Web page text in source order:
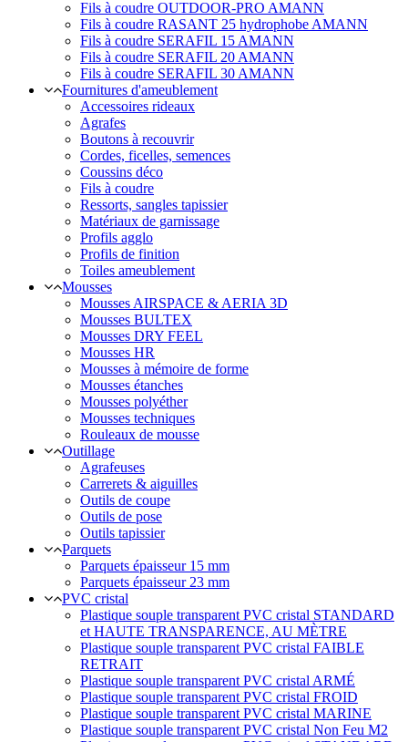
Fils à coudre OUTDOOR-PRO AMANN
Fils à coudre RASANT 25 hydrophobe AMANN
Fils à coudre SERAFIL 15 AMANN
Fils à coudre SERAFIL 20 AMANN
Fils à coudre SERAFIL 30 AMANN
Fournitures d'ameublement
Accessoires rideaux
Agrafes
Boutons à recouvrir
Cordes, ficelles, semences
Coussins déco
Fils à coudre
Ressorts, sangles tapissier
Matériaux de garnissage
Profils agglo
Profils de finition
Toiles ameublement
Mousses
Mousses AIRSPACE & AERIA 3D
Mousses BULTEX
Mousses DRY FEEL
Mousses HR
Mousses à mémoire de forme
Mousses étanches
Mousses polyéther
Mousses techniques
Rouleaux de mousse
Outillage
Agrafeuses
Carrerets & aiguilles
Outils de coupe
Outils de pose
Outils tapissier
Parquets
Parquets épaisseur 15 mm
Parquets épaisseur 23 mm
PVC cristal
Plastique souple transparent PVC cristal STANDARD
et HAUTE TRANSPARENCE, AU MÈTRE
Plastique souple transparent PVC cristal FAIBLE
RETRAIT
Plastique souple transparent PVC cristal ARMÉ
Plastique souple transparent PVC cristal FROID
Plastique souple transparent PVC cristal MARINE
Plastique souple transparent PVC cristal Non Feu M2